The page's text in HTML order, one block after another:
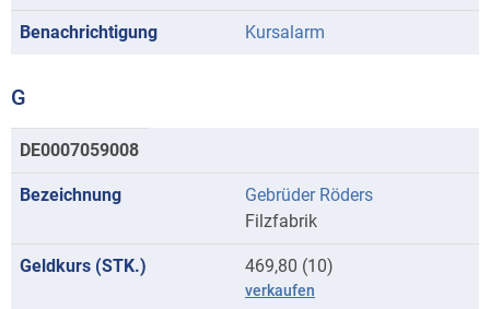
Kursalarm
G
Kurse
mit
Anfangsbuchstaben
DE0007059008
Gebrüder Röders
Filzfabrik
469,80 (10)
verkaufen